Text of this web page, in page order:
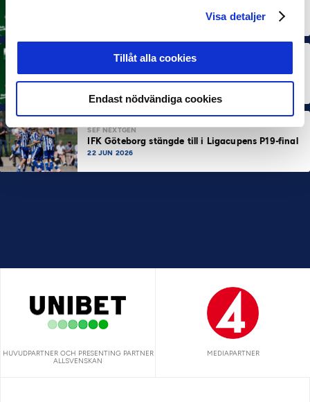
Visa detaljer
Tillåt alla cookies
Endast nödvändiga cookies
MÅNADENS TRÄNARE
Rösta på Månadens Tränare i juni
3 JUL 2026
SEF NEXTGEN
IFK Göteborg stängde till i Ligacupens P19-final
22 JUN 2026
HUVUDPARTNER OCH PRESENTING PARTNER
ALLSVENSKAN
MEDIAPARTNER